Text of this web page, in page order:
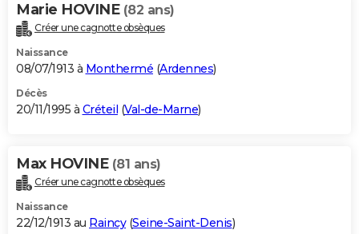
Marie HOVINE (82 ans)
Créer une cagnotte obsèques
Naissance
08/07/1913 à Monthermé (Ardennes)
Décès
20/11/1995 à Créteil (Val-de-Marne)
Max HOVINE (81 ans)
Créer une cagnotte obsèques
Naissance
22/12/1913 au Raincy(Seine-Saint-Denis)